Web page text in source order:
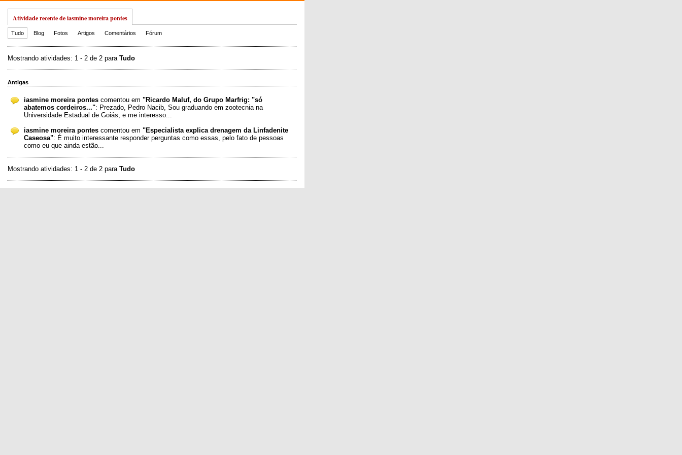
Atividade recente de iasmine moreira pontes
Tudo Blog Fotos Artigos Comentários Fórum
Mostrando atividades: 1 - 2 de 2 para Tudo
Antigas
iasmine moreira pontes comentou em "Ricardo Maluf, do Grupo Marfrig: "só
abatemos cordeiros...": Prezado, Pedro Nacib, Sou graduando em zootecnia na
Universidade Estadual de Goiás, e me interesso...
iasmine moreira pontes comentou em "Especialista explica drenagem da Linfadenite
Caseosa": É muito interessante responder perguntas como essas, pelo fato de pessoas
como eu que ainda estão...
Mostrando atividades: 1 - 2 de 2 para Tudo